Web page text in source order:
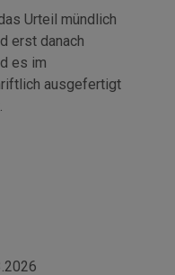
Urteil mündlich
erst danach
es im
ausgefertigt